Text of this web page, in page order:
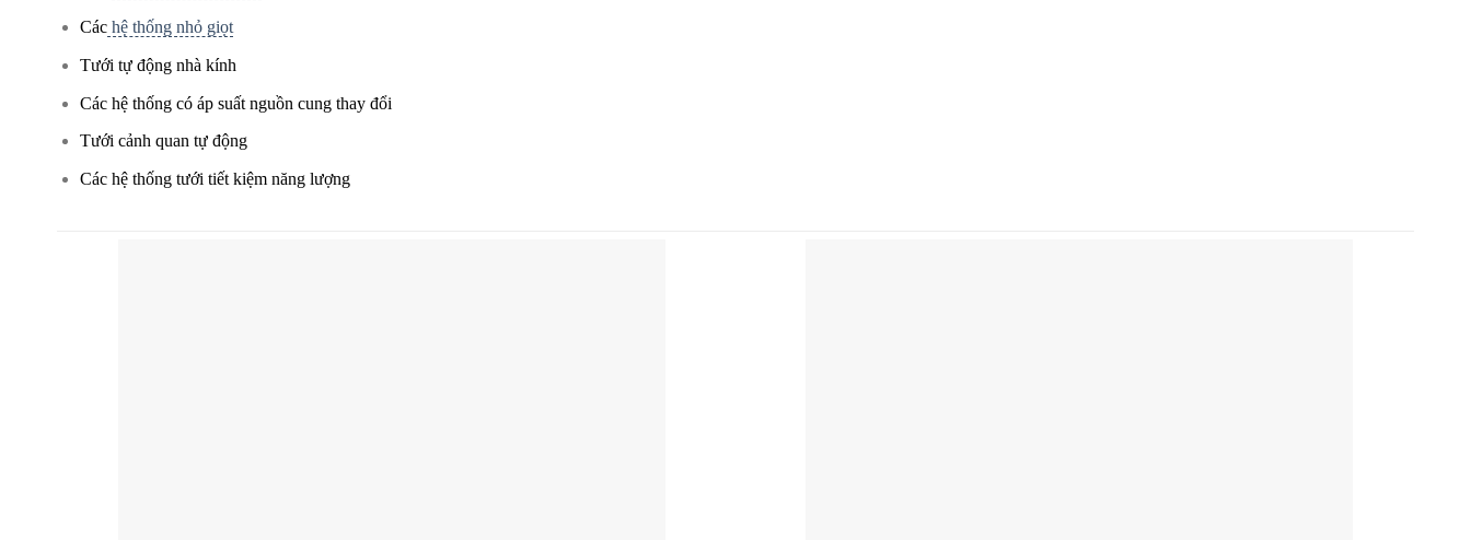
Cáchệ thống nhỏ giọt
Tưới tự động nhà kính
Các hệ thống có áp suất nguồn cung thay đổi
Tưới cảnh quan tự động
Các hệ thống tưới tiết kiệm năng lượng